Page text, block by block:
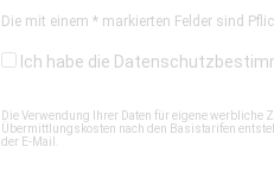
Die mit einem * markierten Felder sind
Ich habe die
Die Verwendung Ihrer Daten für eigene
Übermittlungskosten nach den Basistarifen
der E-Mail.